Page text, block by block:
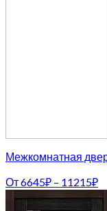
Межкомнатная
От6645₽ – 11215₽